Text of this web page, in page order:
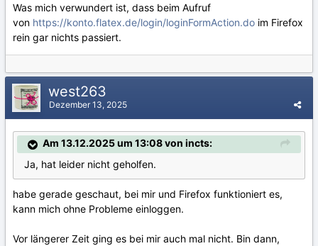
Was mich verwundert ist, dass beim Aufruf
von https://konto.flatex.de/login/loginFormAction.do im Firefox
rein gar nichts passiert.
west263
Dezember 13, 2025
Am 13.12.2025 um 13:08 von incts:
Ja, hat leider nicht geholfen.
habe gerade geschaut, bei mir und Firefox funktioniert es,
kann mich ohne Probleme einloggen.
Vor längerer Zeit ging es bei mir auch mal nicht. Bin dann,